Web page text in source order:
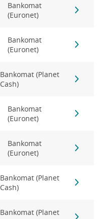
Bankomat
(Euronet)
Bankomat
(Euronet)
Bankomat (Planet
Cash)
Bankomat
(Euronet)
Bankomat
(Euronet)
Bankomat (Planet
Cash)
Bankomat (Planet